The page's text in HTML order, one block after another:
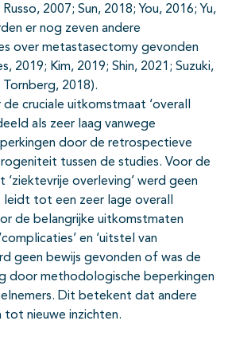
2007; Sun, 2018; You, 2016; Yu,
er nog zeven andere
over metastasectomy gevonden
2019; Kim, 2019; Shin, 2021; Suzuki,
2018).
cruciale uitkomstmaat ‘overall
als zeer laag vanwege
door de retrospectieve
tussen de studies. Voor de
‘ziektevrije overleving’ werd geen
tot een zeer lage overall
de belangrijke uitkomstmaten
en ‘uitstel van
geen bewijs gevonden of was de
door methodologische beperkingen
Dit betekent dat andere
tot nieuwe inzichten.